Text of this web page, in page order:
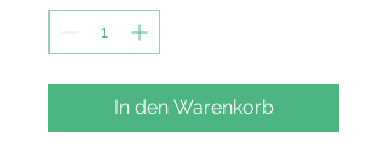
In den Warenkorb